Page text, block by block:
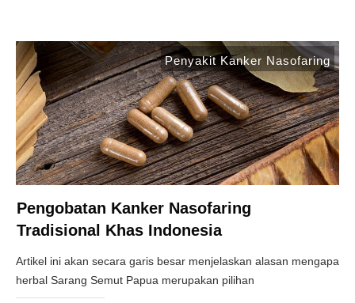
Penyakit Kanker Nasofaring
Pengobatan Kanker Nasofaring
Tradisional Khas Indonesia
Artikel ini akan secara garis besar menjelaskan alasan mengapa
herbal Sarang Semut Papua merupakan pilihan